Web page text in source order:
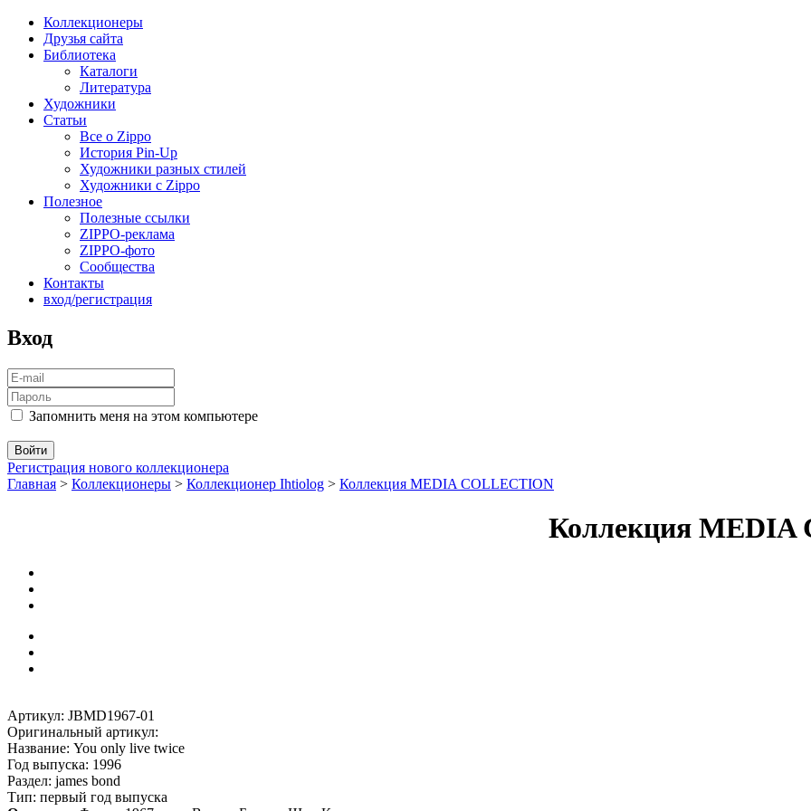
Коллекционеры
Друзья сайта
Библиотека
Каталоги
Литература
Художники
Статьи
Все о Zippo
История Pin-Up
Художники разных стилей
Художники с Zippo
Полезное
Полезные ссылки
ZIPPO-реклама
ZIPPO-фото
Сообщества
Контакты
вход/регистрация
Вход
Запомнить меня на этом компьютере
Регистрация нового коллекционера
Главная > Коллекционеры > Коллекционер Ihtiolog > Коллекция MEDIA COLLECTION
Коллекция MEDIA
Артикул: JBMD1967-01
Оригинальный артикул:
Название: You only live twice
Год выпуска: 1996
Раздел: james bond
Тип: первый год выпуска